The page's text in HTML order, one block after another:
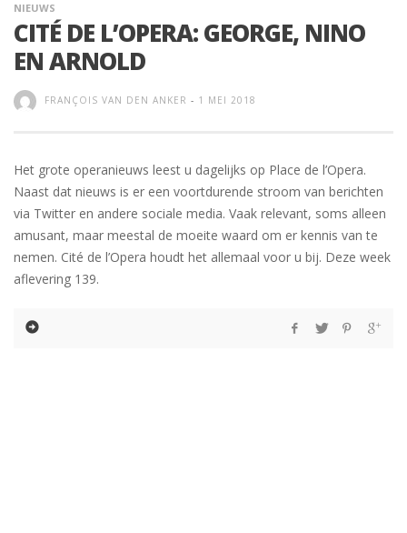
NIEUWS
CITÉ DE L’OPERA: GEORGE, NINO
EN ARNOLD
FRANÇOIS VAN DEN ANKER - 1 MEI 2018
Het grote operanieuws leest u dagelijks op Place de l’Opera.
Naast dat nieuws is er een voortdurende stroom van berichten
via Twitter en andere sociale media. Vaak relevant, soms alleen
amusant, maar meestal de moeite waard om er kennis van te
nemen. Cité de l’Opera houdt het allemaal voor u bij. Deze week
aflevering 139.